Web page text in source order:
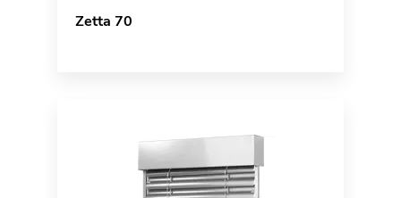
Zetta 70